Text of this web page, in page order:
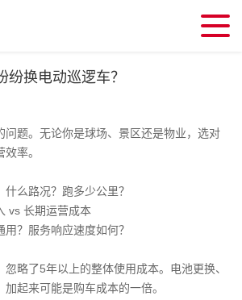
纷换电动巡逻车？
问题。无论你是球场、景区还是物业，选对
率。
什么路况？跑多少公里？
vs 长期运营成本
用？服务响应速度如何？
略了5年以上的整体使用成本。电池更换、
起来可能是购车成本的一倍。